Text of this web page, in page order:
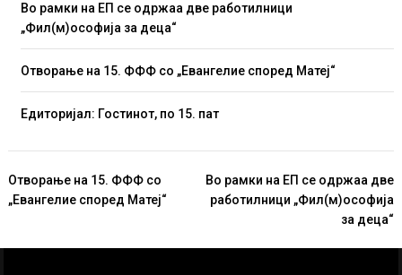
Во рамки на ЕП се одржаа две работилници
„Фил(м)ософија за деца“
Отворање на 15. ФФФ со „Евангелиe според Матеј“
Едиторијал: Гостинот, по 15. пат
Навигација
на
Отворање на 15. ФФФ со
„Евангелиe според Матеј“
Во рамки на ЕП се одржаа две
работилници „Фил(м)ософија
за деца“